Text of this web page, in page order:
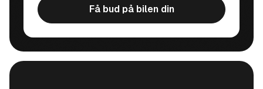
Få bud på bilen din